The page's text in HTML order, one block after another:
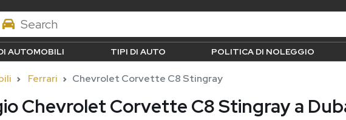
Brands
AUTOMOBILI TIPI DI AUTO POLITICA DI NOLEGGIO
Ferrari Chevrolet Corvette C8 Stingray
Chevrolet Corvette C8 Stingray a